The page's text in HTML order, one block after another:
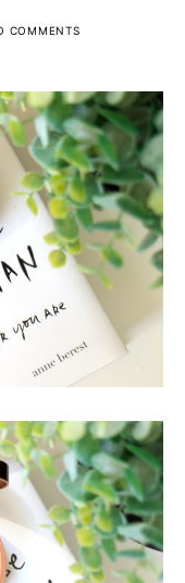
COMMENTS